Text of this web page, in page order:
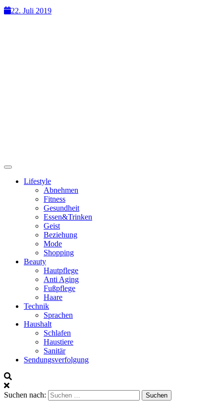
22. Juli 2019
Lifestyle
Abnehmen
Fitness
Gesundheit
Essen&Trinken
Geist
Beziehung
Mode
Shopping
Beauty
Hautpflege
Anti Aging
Fußpflege
Haare
Technik
Sprachen
Haushalt
Schlafen
Haustiere
Sanitär
Sendungsverfolgung
Suchen nach: